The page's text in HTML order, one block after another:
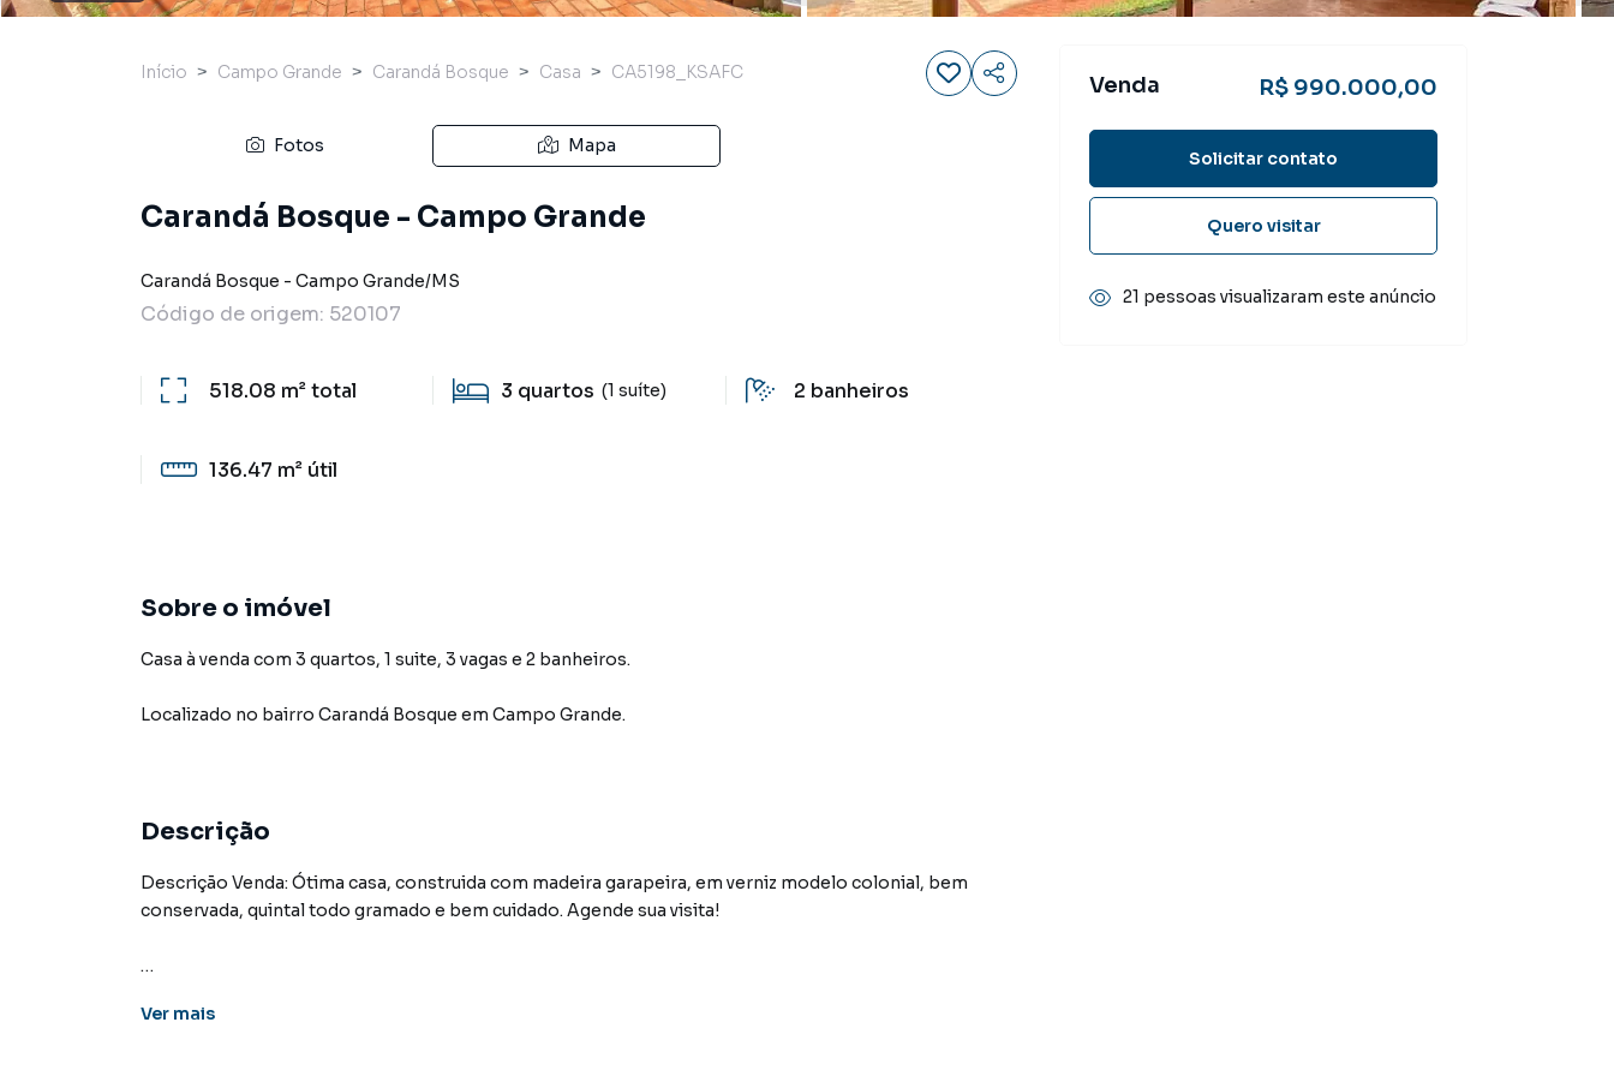
Início Campo Grande Carandá Bosque Casa CA5198_KSAFC
Fotos Mapa
Carandá Bosque - Campo Grande
Carandá Bosque - Campo Grande/MS
Código de origem: 520107
518.08 m²total 3 quartos (1 suíte) 2 banheiros
136.47 m² útil
Sobre o imóvel
Casa à venda com 3 quartos, 1 suite, 3 vagas e 2 banheiros.
Localizado no bairro Carandá Bosque em Campo Grande.
Descrição
Descrição Venda: Ótima casa, construida com madeira garapeira, em verniz modelo colonial, bem
conservada, quintal todo gramado e bem cuidado. Agende sua visita!
que procurava ou deseja mais informações sobre Casa em Campo Grande? Entre em contato com
Ver mais
Venda R$ 990.000,00
Solicitar contato
Quero visitar
21 pessoas visualizaram este anúncio